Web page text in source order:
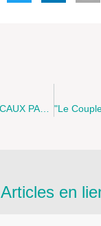
Articles en